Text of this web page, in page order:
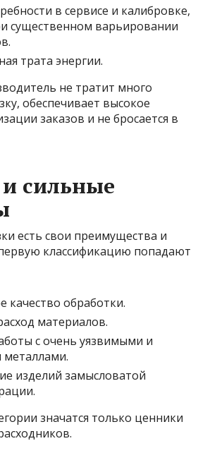
в сервисе и калибровке,
существенном варьировании
трата энергии.
не тратит много
обеспечивает высокое
заказов и не бросается в
сильные
есть свои преимущества и
классификацию попадают
качество обработки.
материалов.
с очень уязвимыми и
изделий замысловатой
значатся только ценники